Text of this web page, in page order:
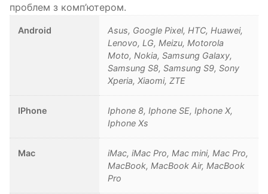
проблем з комп’ютером.
Android
Asus, Google Pixel, HTC, Huawei,
Lenovo, LG, Meizu, Motorola
Moto, Nokia, Samsung Galaxy,
Samsung S8, Samsung S9, Sony
Xperia, Xiaomi, ZTE
IPhone
Iphone 8, Iphone SE, Iphone X,
Iphone Xs
Mac
iMac, iMac Pro, Mac mini, Mac Pro,
MacBook, MacBook Air, MacBook
Pro